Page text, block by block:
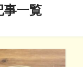
事一覧